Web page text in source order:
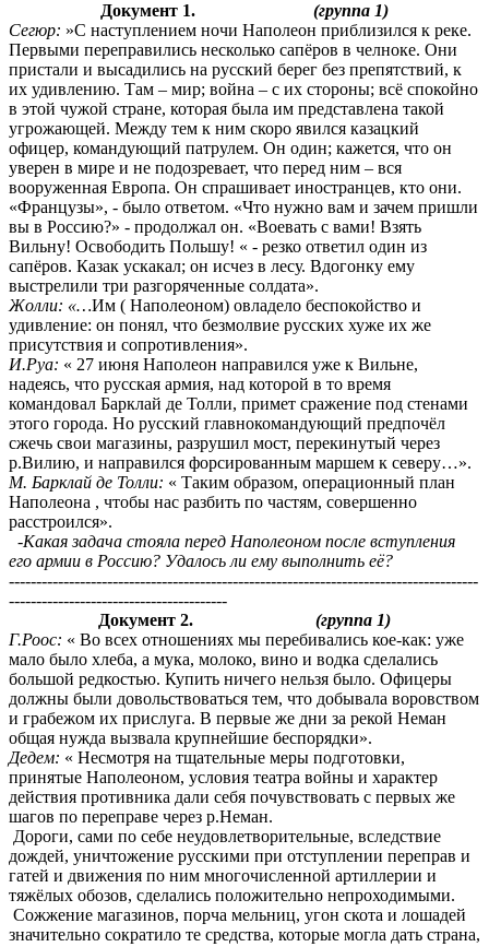
Документ 1. (группа 1)
Сегюр: »С наступлением ночи Наполеон приблизился к реке.
Первыми переправились несколько сапёров в челноке. Они
пристали и высадились на русский берег без препятствий, к
их удивлению. Там – мир; война – с их стороны; всё спокойно
в этой чужой стране, которая была им представлена такой
угрожающей. Между тем к ним скоро явился казацкий
офицер, командующий патрулем. Он один; кажется, что он
уверен в мире и не подозревает, что перед ним – вся
вооруженная Европа. Он спрашивает иностранцев, кто они.
«Французы», - было ответом. «Что нужно вам и зачем пришли
вы в Россию?» - продолжал он. «Воевать с вами! Взять
Вильну! Освободить Польшу! « - резко ответил один из
сапёров. Казак ускакал; он исчез в лесу. Вдогонку ему
выстрелили три разгоряченные солдата».
Жолли: «…Им ( Наполеоном) овладело беспокойство и
удивление: он понял, что безмолвие русских хуже их же
присутствия и сопротивления».
И.Руа: « 27 июня Наполеон направился уже к Вильне,
надеясь, что русская армия, над которой в то время
командовал Барклай де Толли, примет сражение под стенами
этого города. Но русский главнокомандующий предпочёл
сжечь свои магазины, разрушил мост, перекинутый через
р.Вилию, и направился форсированным маршем к северу…».
М. Барклай де Толли: « Таким образом, операционный план
Наполеона , чтобы нас разбить по частям, совершенно
расстроился».
-Какая задача стояла перед Наполеоном после вступления
его армии в Россию? Удалось ли ему выполнить её?
--------------------------------------------------------------------------------------
----------------------------------------
Документ 2.
(группа 1)
Г.Роос: « Во всех отношениях мы перебивались кое-как: уже
мало было хлеба, а мука, молоко, вино и водка сделались
большой редкостью. Купить ничего нельзя было. Офицеры
должны были довольствоваться тем, что добывала воровством
и грабежом их прислуга. В первые же дни за рекой Неман
общая нужда вызвала крупнейшие беспорядки».
Дедем: « Несмотря на тщательные меры подготовки,
принятые Наполеоном, условия театра войны и характер
действия противника дали себя почувствовать с первых же
шагов по переправе через р.Неман.
Дороги, сами по себе неудовлетворительные, вследствие
дождей, уничтожение русскими при отступлении переправ и
гатей и движения по ним многочисленной артиллерии и
тяжёлых обозов, сделались положительно непроходимыми.
Сожжение магазинов, порча мельниц, угон скота и лошадей
значительно сократило те средства, которые могла дать страна,